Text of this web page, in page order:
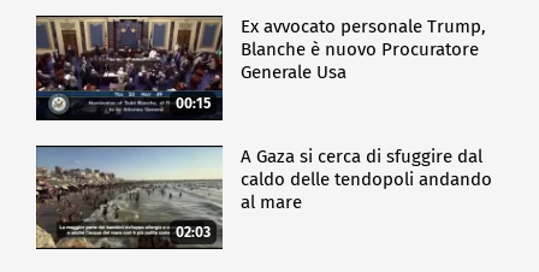
00:15
Ex avvocato personale Trump,
Blanche è nuovo Procuratore
Generale Usa
02:03
A Gaza si cerca di sfuggire dal
caldo delle tendopoli andando
al mare